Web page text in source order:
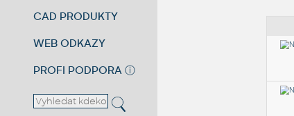
CAD PRODUKTY
WEB ODKAZY
PROFI PODPORA ⓘ